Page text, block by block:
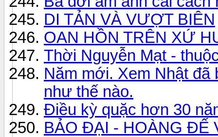
DI TẢN VÀ VƯỢT BIÊN
OAN HỒN TRÊN XỨ
Thời Nguyễn Mạt -
Năm mới. Xem Nhật đã
như thế nào.
Điều kỳ quặc hơn 30
BẢO ĐẠI - HOÀNG ĐẾ